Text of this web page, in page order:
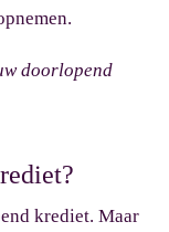
doorlopend
krediet. Maar